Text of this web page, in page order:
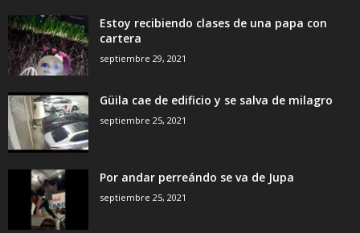
Estoy recibiendo clases de una papa con
cartera
septiembre 29, 2021
Güila cae de edificio y se salva de milagro
septiembre 25, 2021
Por andar perreándo se va de Jupa
septiembre 25, 2021